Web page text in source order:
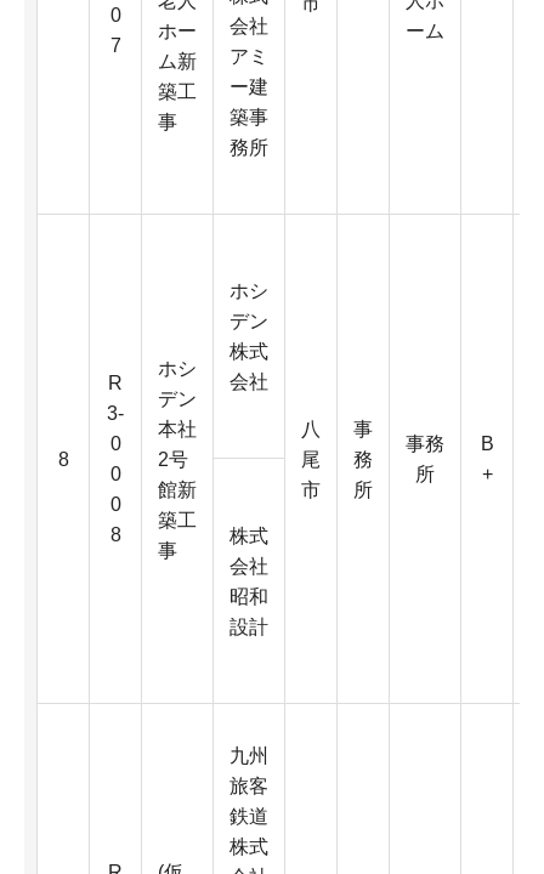
0
7
ホー
ム新
築工
事
ーム
会社
アミ
ー建
築事
務所
8
R
3-
0
0
0
8
ホシ
デン
本社
2号
館新
築工
事
ホシ
デン
株式
会社
八
尾
市
事
務
所
事務
所
B
+
株式
会社
昭和
設計
九州
旅客
鉄道
株式